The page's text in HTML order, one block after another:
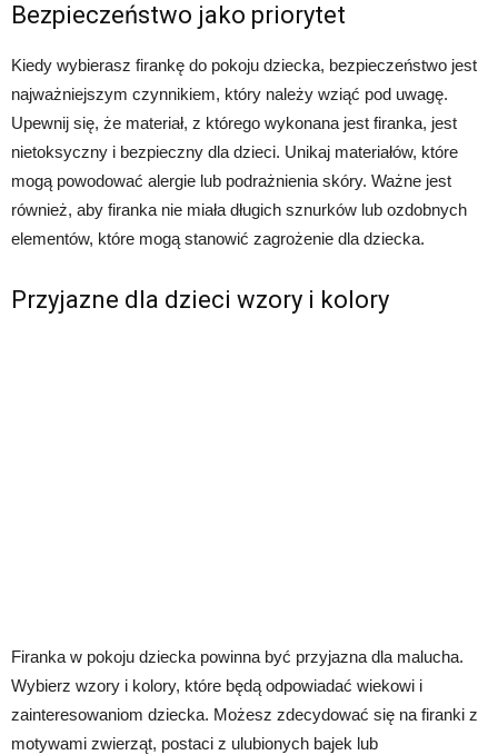
Bezpieczeństwo jako priorytet
Kiedy wybierasz firankę do pokoju dziecka, bezpieczeństwo jest
najważniejszym czynnikiem, który należy wziąć pod uwagę.
Upewnij się, że materiał, z którego wykonana jest firanka, jest
nietoksyczny i bezpieczny dla dzieci. Unikaj materiałów, które
mogą powodować alergie lub podrażnienia skóry. Ważne jest
również, aby firanka nie miała długich sznurków lub ozdobnych
elementów, które mogą stanowić zagrożenie dla dziecka.
Przyjazne dla dzieci wzory i kolory
Firanka w pokoju dziecka powinna być przyjazna dla malucha.
Wybierz wzory i kolory, które będą odpowiadać wiekowi i
zainteresowaniom dziecka. Możesz zdecydować się na firanki z
motywami zwierząt, postaci z ulubionych bajek lub